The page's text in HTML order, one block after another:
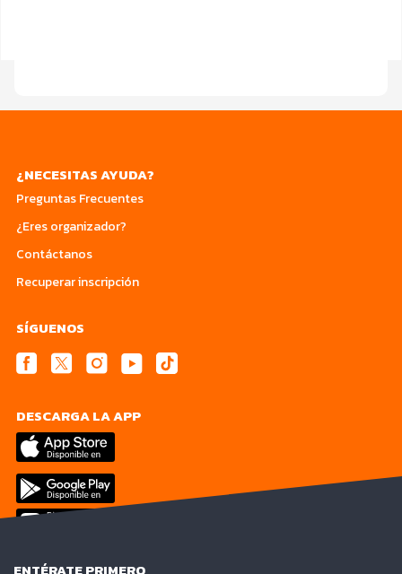
¿NECESITAS AYUDA?
Preguntas Frecuentes
¿Eres organizador?
Contáctanos
Recuperar inscripción
SÍGUENOS
DESCARGA LA APP
ENTÉRATE PRIMERO